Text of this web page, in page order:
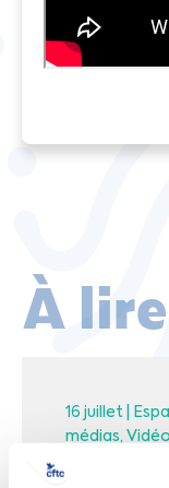
À
16 juillet |
médias Vidéo